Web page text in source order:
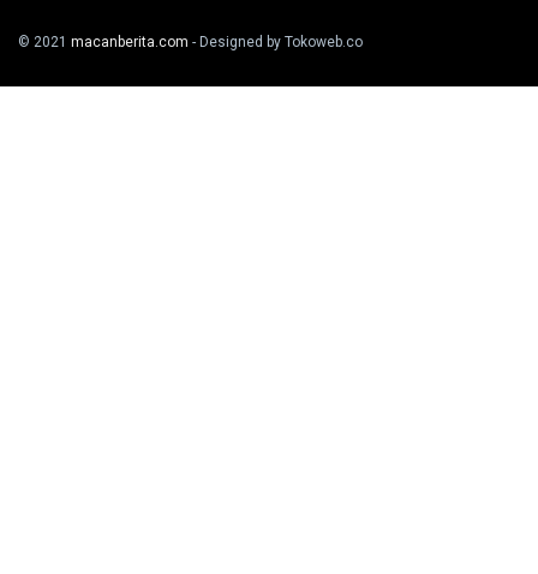
© 2021 macanberita.com - Designed by Tokoweb.co